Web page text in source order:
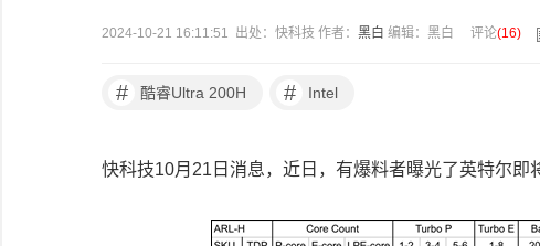
2024-10-21 16:11:51 出处：快科技 作者： 黑白 编辑：黑白 评论(16)
# 酷睿Ultra 200H # Intel
快科技10月21日消息，近日，有爆料者曝光了英特尔即